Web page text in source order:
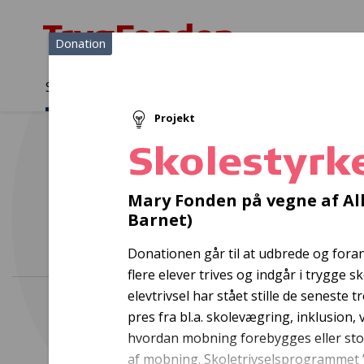
Sådan støtter vi
Projekter og donationer
Donation
Projekt
Mary Fonden på vegne af
Barnet)
Donationen går til at udbrede og
flere elever trives og indgår i trygge
elevtrivsel har stået stille de seneste
pres fra bl.a. skolevægring, inklusion,
hvordan mobning forebygges eller
af mobning. Skoletrivselsprogrammet